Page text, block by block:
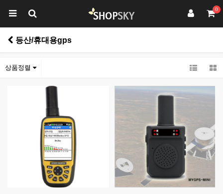
0
등산/휴대용gps
상품정렬